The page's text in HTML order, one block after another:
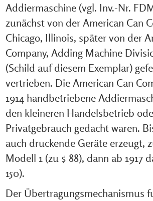
Addiermaschine (vgl. Inv.-Nr.
zunächst von der American Can
Chicago, Illinois, später von der
Company, Adding Machine
(Schild auf diesem Exemplar)
vertrieben. Die American Can
1914 handbetriebene
den kleineren Handelsbetrieb
Privatgebrauch gedacht waren.
auch druckende Geräte erzeugt,
Modell 1 (zu $ 88), dann ab 1917
150).
Der Übertragungsmechanismus